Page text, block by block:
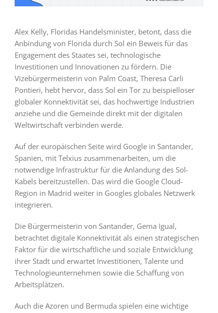
Alex Kelly, Floridas Handelsminister, betont, dass die
Anbindung von Florida durch Sol ein Beweis für das
Engagement des Staates sei, technologische
Investitionen und Innovationen zu fördern. Die
Vizebürgermeisterin von Palm Coast, Theresa Carli
Pontieri, hebt hervor, dass Sol ein Tor zu beispielloser
globaler Konnektivität sei, das hochwertige Industrien
anziehe und die Gemeinde direkt mit der digitalen
Weltwirtschaft verbinden werde.
Auf der europäischen Seite wird Google in Santander,
Spanien, mit Telxius zusammenarbeiten, um die
notwendige Infrastruktur für die Anlandung des Sol-
Kabels bereitzustellen. Das wird die Google Cloud-
Region in Madrid weiter in Googles globales Netzwerk
integrieren.
Die Bürgermeisterin von Santander, Gema Igual,
betrachtet digitale Konnektivität als einen strategischen
Faktor für die wirtschaftliche und soziale Entwicklung
ihrer Stadt und erwartet Investitionen, Talente und
Technologieunternehmen sowie die Schaffung von
Arbeitsplätzen.
Auch die Azoren und Bermuda spielen eine wichtige